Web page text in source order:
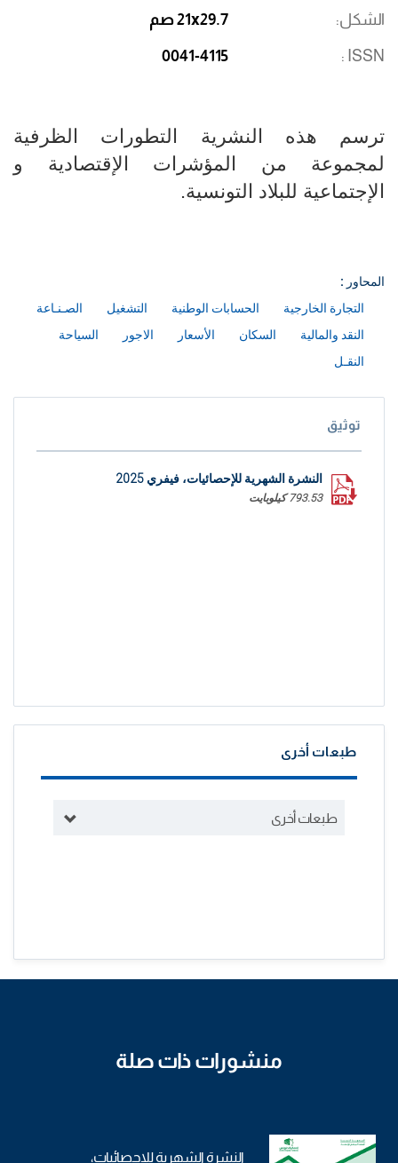
الشكل 21x29.7 صم
ISSN
0041-4115
ترسم هذه النشرية التطورات الظرفية
لمجموعة من المؤشرات الإقتصادية و
الإجتماعية للبلاد التونسية.​​​​​​​​​​​​​​
المحاور :
التجارة الخارجية
الحسابات الوطنية التشغيل
الصـنـاعة
النقد والمالية
السكان الأسعار الاجور
السياحة
النقـل
توثيق
النشرة الشهرية للإحصائيات، فيفري 2025
793.53 كيلوبايت
طبعات أخرى
طبعات أخرى
منشورات ذات صلة
النشرة الشهرية للإحصائيات،